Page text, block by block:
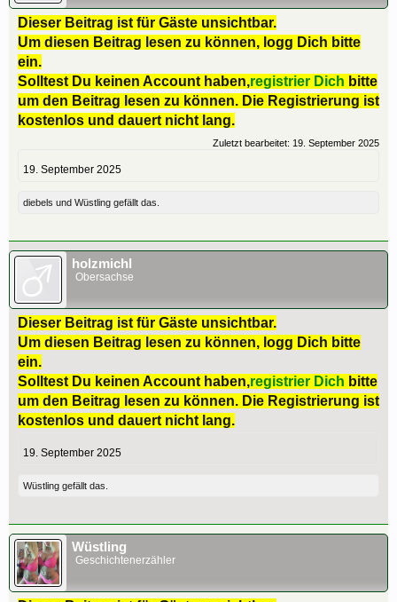
Dieser Beitrag ist für Gäste unsichtbar.
Um diesen Beitrag lesen zu können, logg Dich bitte
ein.
Solltest Du keinen Account haben,registrier Dich bitte
um den Beitrag lesen zu können. Die Registrierung ist
kostenlos und dauert nicht lang.
Zuletzt bearbeitet: 19. September 2025
19. September 2025
diebels und Wüstling gefällt das.
holzmichl
Obersachse
Dieser Beitrag ist für Gäste unsichtbar.
Um diesen Beitrag lesen zu können, logg Dich bitte
ein.
Solltest Du keinen Account haben,registrier Dich bitte
um den Beitrag lesen zu können. Die Registrierung ist
kostenlos und dauert nicht lang.
19. September 2025
Wüstling gefällt das.
Wüstling
Geschichtenerzähler